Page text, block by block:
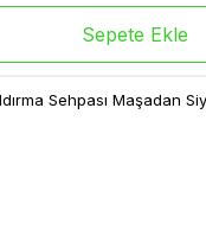
Sepete Ekle